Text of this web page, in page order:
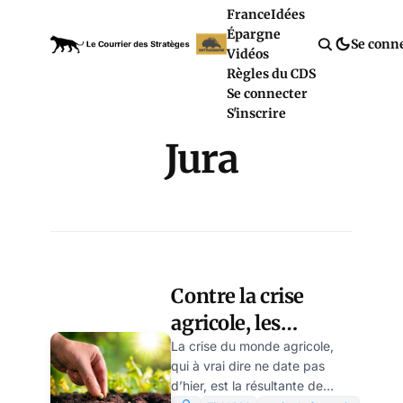
FranceIdées
Épargne
Vidéos
Règles du CDS
Se connecter
S'inscrire
Se
Jura
Contre la crise
agricole, les
circuits courts du
Jura – par Yves-
La crise du monde agricole,
qui à vrai dire ne date pas
d’hier, est la résultante de